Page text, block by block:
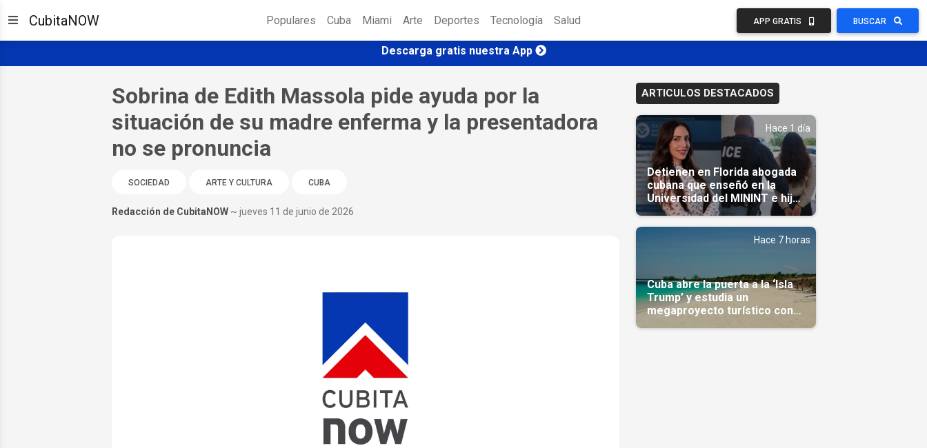
CubitaNOW Populares Cuba Miami Arte Deportes Tecnología Salud APP GRATIS BUSCAR
Descarga gratis nuestra App
Sobrina de Edith Massola pide ayuda por la
situación de su madre enferma y la presentadora
no se pronuncia
SOCIEDAD ARTE Y CULTURA CUBA
Redacción de CubitaNOW ~ jueves 11 de junio de 2026
ARTICULOS DESTACADOS
Hace 1 día
Detienen en Florida abogada
cubana que enseñó en la
Universidad del MININT e hija
de diplomático cubano
Hace 7 horas
Cuba abre la puerta a la ‘Isla
Trump’ y estudia un
megaproyecto turístico con
capital árabe